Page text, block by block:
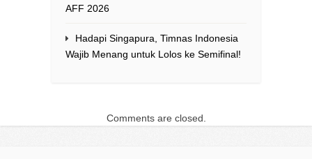
AFF 2026
Hadapi Singapura, Timnas Indonesia
Wajib Menang untuk Lolos ke Semifinal!
Comments are closed.